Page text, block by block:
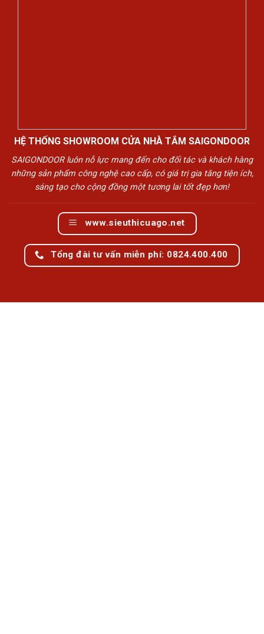
HỆ THỐNG SHOWROOM CỬA NHÀ TẮM SAIGONDOOR
SAIGONDOOR luôn nỗ lực mang đến cho đối tác và khách hàng
những sản phẩm công nghệ cao cấp, có giá trị gia tăng tiện ích,
sáng tạo cho cộng đồng một tương lai tốt đẹp hơn!
www.sieuthicuago.net
Tổng đài tư vấn miễn phí: 0824.400.400